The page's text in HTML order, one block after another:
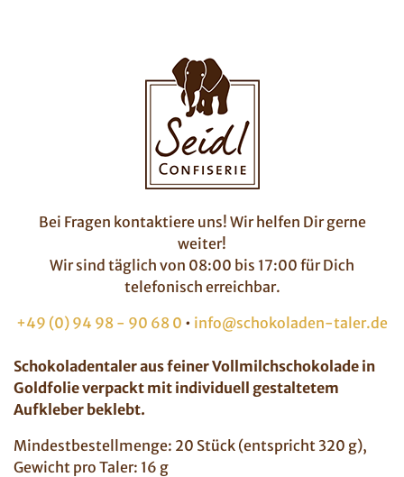
Bei Fragen kontaktiere uns! Wir helfen Dir gerne
weiter!
Wir sind täglich von 08:00 bis 17:00 für Dich
telefonisch erreichbar.
+49 (0) 94 98 - 90 68 0 • info@schokoladen-taler.de
Schokoladentaler aus feiner Vollmilchschokolade in
Goldfolie verpackt mit individuell gestaltetem
Aufkleber beklebt.
Mindestbestellmenge: 20 Stück (entspricht 320 g),
Gewicht pro Taler: 16 g